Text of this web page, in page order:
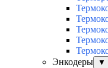
Энкодеры
▼